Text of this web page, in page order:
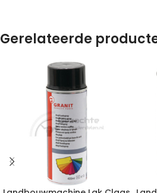
Gerelateerde